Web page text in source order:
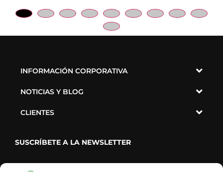
INFORMACIÓN CORPORATIVA
NOTICIAS Y BLOG
CLIENTES
SUSCRÍBETE A LA NEWSLETTER